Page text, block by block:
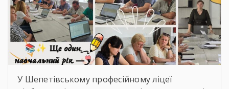
У Шепетівському професійному ліцеї